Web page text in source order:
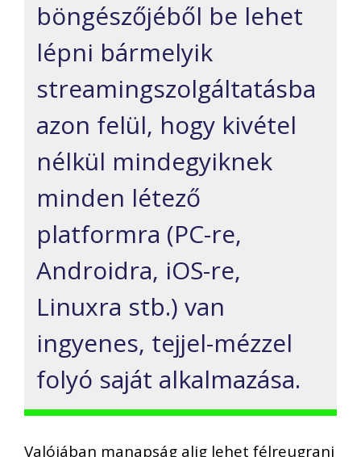
böngészőjéből be lehet
lépni bármelyik
streamingszolgáltatásba
azon felül, hogy kivétel
nélkül mindegyiknek
minden létező
platformra (PC-re,
Androidra, iOS-re,
Linuxra stb.) van
ingyenes, tejjel-mézzel
folyó saját alkalmazása.
Valójában manapság alig lehet félreugrani